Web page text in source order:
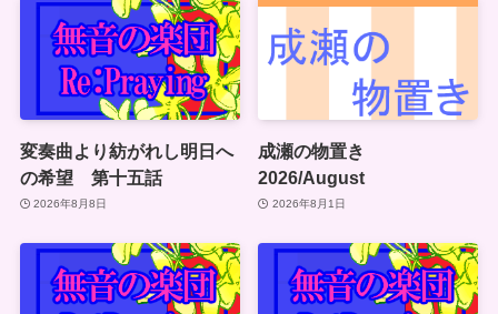
変奏曲より紡がれし明日へ
の希望 第十五話
2026年8月8日
成瀬の物置き
2026/August
2026年8月1日